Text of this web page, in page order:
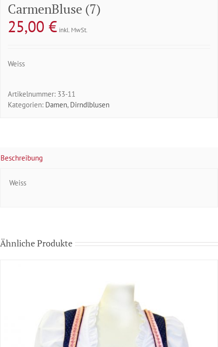
CarmenBluse (7)
25,00 € inkl. MwSt.
Weiss
Artikelnummer: 33-11
Kategorien: Damen, Dirndlblusen
Beschreibung
Weiss
Ähnliche Produkte